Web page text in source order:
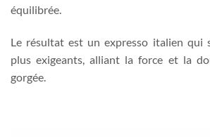
équilibrée.
Le résultat est un expresso italien qui
plus exigeants, alliant la force et la
gorgée.